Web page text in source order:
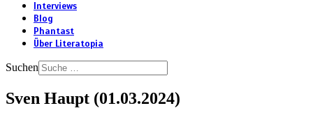
Interviews
Blog
Phantast
Über Literatopia
Suchen
Sven Haupt (01.03.2024)